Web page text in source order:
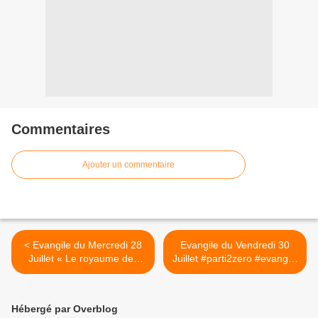
Commentaires
Ajouter un commentaire
< Evangile du Mercredi 28
Juillet « Le royaume des
Cieux est un trésor » (Mt
Evangile du Vendredi 30
Juillet #parti2zero #evangile
>
Hébergé par Overblog